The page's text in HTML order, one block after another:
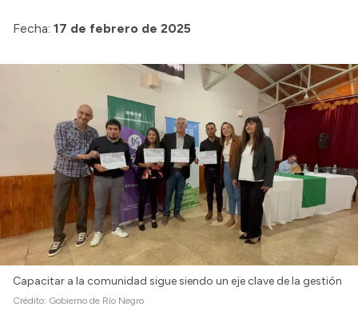
Intranet
Fecha: 17 de febrero de 2025
Capacitar a la comunidad sigue siendo un eje clave de la gestión
Crédito: Gobierno de Río Negro